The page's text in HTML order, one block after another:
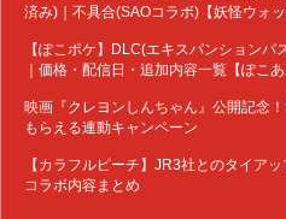
済み)｜不具合(SAOコラボ)【妖怪ウォッ
【ぽこポケ】DLC(エキスパンション
｜価格・配信日・追加内容一覧【ぽこあ
映画『クレヨンしんちゃん』公開記念
もらえる連動キャンペーン
【カラフルピーチ】JR3社とのタイア
コラボ内容まとめ